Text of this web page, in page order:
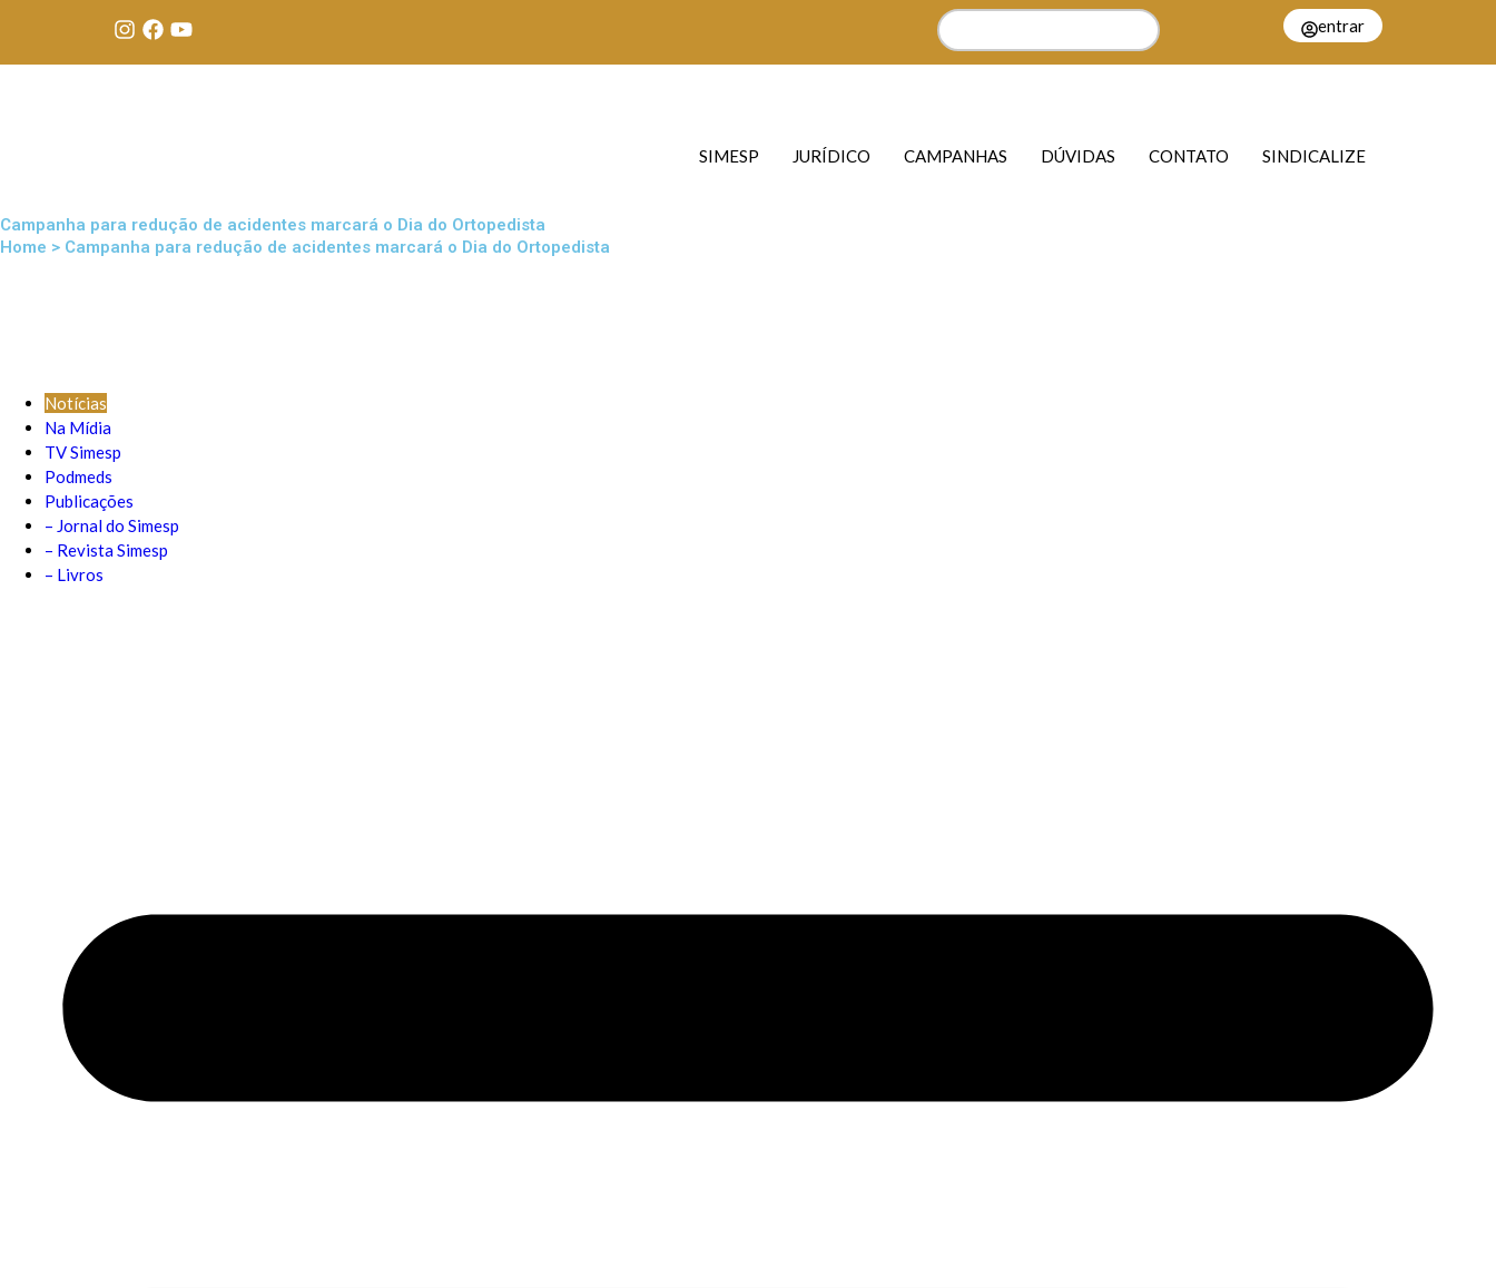
entrar
SIMESP JURÍDICO CAMPANHAS DÚVIDAS CONTATO SINDICALIZE
Campanha para redução de acidentes marcará o Dia do Ortopedista
Home > Campanha para redução de acidentes marcará o Dia do Ortopedista
Notícias
Na Mídia
TV Simesp
Podmeds
Publicações
– Jornal do Simesp
– Revista Simesp
– Livros